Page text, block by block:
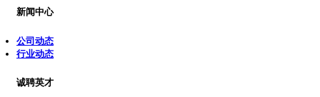
新闻中心
公司动态
行业动态
诚聘英才